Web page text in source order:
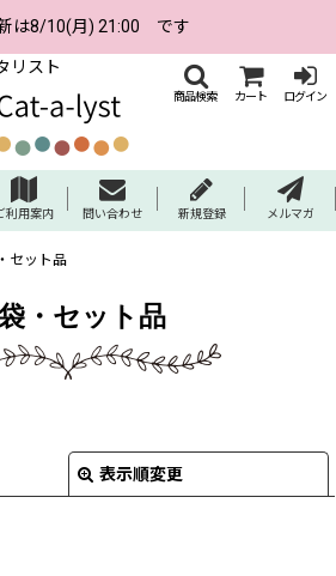
は8/10(月) 21:00 です
リスト
商品検索 カート ログイン
利用案内 問い合わせ 新規登録 メルマガ
セット品
・セット品
表示順変更